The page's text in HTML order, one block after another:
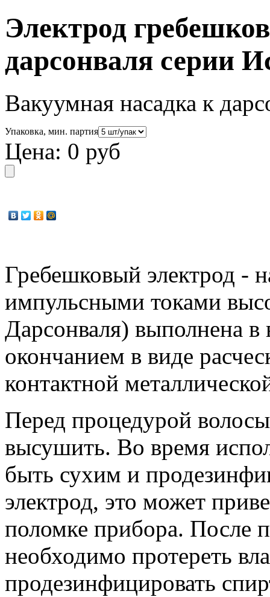
Электрод
дарсонваля серии
Вакуумная насадка к
Упаковка, мин. партия
Цена: 0 руб
Гребешковый электрод -
импульсными токами
Дарсонваля) выполнена в
окончанием в виде
контактной
Перед процедурой
высушить. Во время
быть сухим и
электрод, это может
поломке прибора. После
необходимо протереть
продезинфицировать